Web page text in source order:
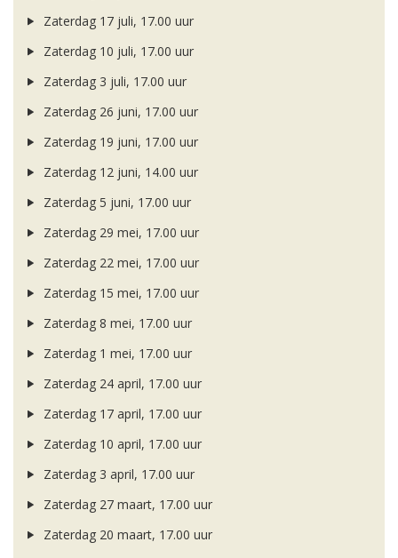
Zaterdag 17 juli, 17.00 uur
Zaterdag 10 juli, 17.00 uur
Zaterdag 3 juli, 17.00 uur
Zaterdag 26 juni, 17.00 uur
Zaterdag 19 juni, 17.00 uur
Zaterdag 12 juni, 14.00 uur
Zaterdag 5 juni, 17.00 uur
Zaterdag 29 mei, 17.00 uur
Zaterdag 22 mei, 17.00 uur
Zaterdag 15 mei, 17.00 uur
Zaterdag 8 mei, 17.00 uur
Zaterdag 1 mei, 17.00 uur
Zaterdag 24 april, 17.00 uur
Zaterdag 17 april, 17.00 uur
Zaterdag 10 april, 17.00 uur
Zaterdag 3 april, 17.00 uur
Zaterdag 27 maart, 17.00 uur
Zaterdag 20 maart, 17.00 uur